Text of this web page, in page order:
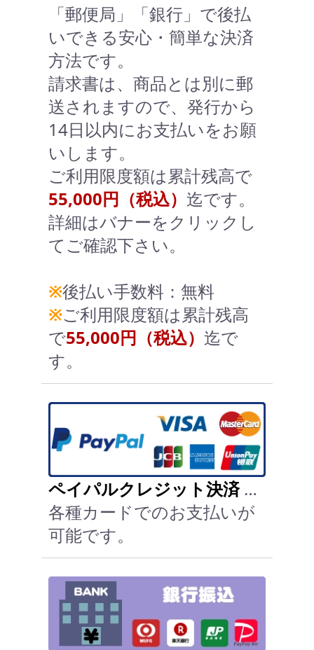
「郵便局」「銀行」で後払
いできる安心・簡単な決済
方法です。
請求書は、商品とは別に郵
送されますので、発行から
14日以内にお支払いをお願
いします。
ご利用限度額は累計残高で
55,000円（税込） 迄です。
詳細はバナーをクリックし
てご確認下さい。
※後払い手数料：無料
※ご利用限度額は累計残高
で55,000円（税込） 迄で
す。
ペイパルクレジット決済…
各種カードでのお支払いが
可能です。